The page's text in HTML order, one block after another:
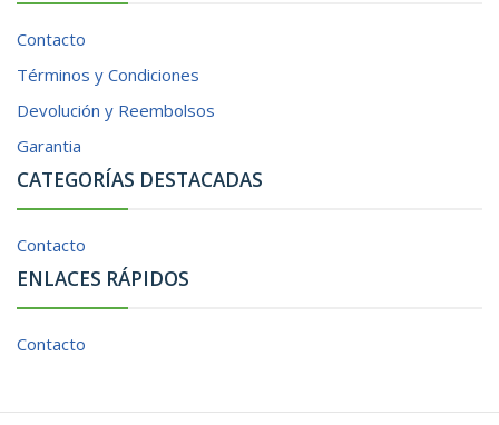
Contacto
Términos y Condiciones
Devolución y Reembolsos
Garantia
CATEGORÍAS DESTACADAS
Contacto
ENLACES RÁPIDOS
Contacto